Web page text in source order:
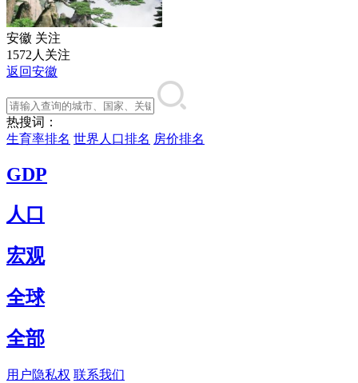
安徽 关注
1572人关注
返回安徽
热搜词：
生育率排名 世界人口排名 房价排名
GDP
人口
宏观
全球
全部
用户隐私权 联系我们